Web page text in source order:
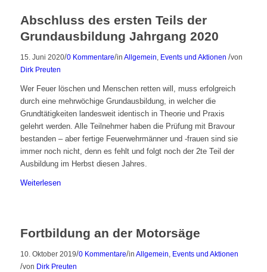
Abschluss des ersten Teils der
Grundausbildung Jahrgang 2020
15. Juni 2020/0 Kommentare/in Allgemein Events und Aktionen /von
Dirk Preuten
Wer Feuer löschen und Menschen retten will, muss erfolgreich
durch eine mehrwöchige Grundausbildung, in welcher die
Grundtätigkeiten landesweit identisch in Theorie und Praxis
gelehrt werden. Alle Teilnehmer haben die Prüfung mit Bravour
bestanden – aber fertige Feuerwehrmänner und -frauen sind sie
immer noch nicht, denn es fehlt und folgt noch der 2te Teil der
Ausbildung im Herbst diesen Jahres.
Weiterlesen
Fortbildung an der Motorsäge
10. Oktober 2019/0 Kommentare/in Allgemein Events und Aktionen
/von Dirk Preuten